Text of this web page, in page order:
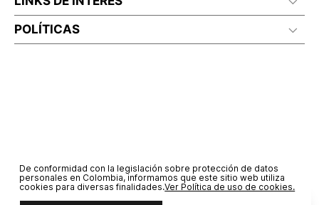
POLÍTICAS
De conformidad con la legislación sobre protección de datos
personales en Colombia, informamos que este sitio web utiliza
cookies para diversas finalidades.Ver Política de uso de cookies.